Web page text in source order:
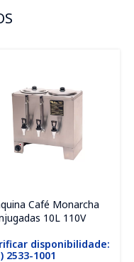
Café Monarcha
10L 110V
disponibilidade:
2533-1001